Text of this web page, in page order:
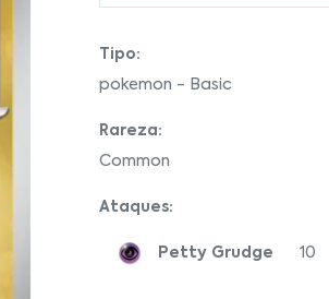
Tipo:
pokemon - Basic
Rareza:
Common
Ataques:
Petty Grudge 10